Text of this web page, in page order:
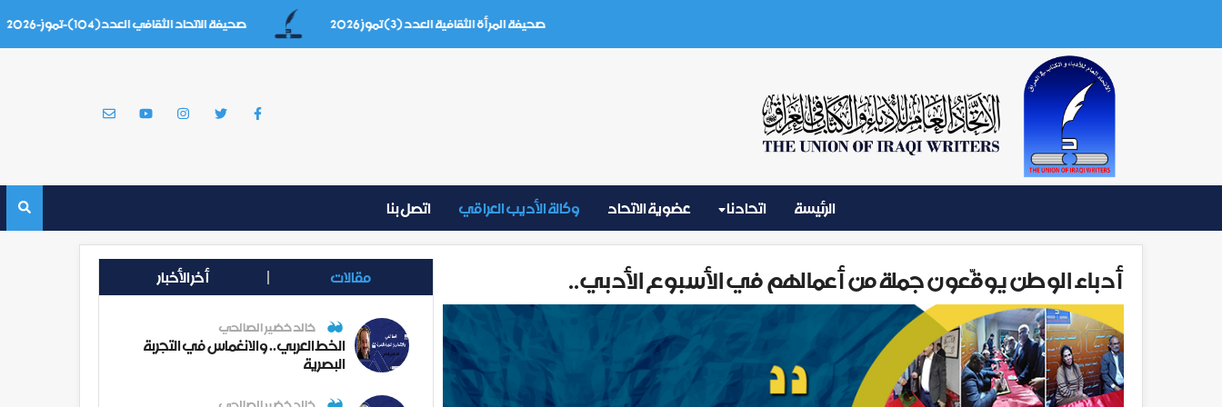
صحيفة المرأة الثقافية العدد (3) تموز 2026 صحيفة الاتحاد الثقافي العدد(104)-تموز-2026
الرئيسة اتحادنا عضوية الاتحاد وكالة الأديب العراقي اتصل بنا
أدباء الوطن يوقّعون جملة من أعمالهم في الأسبوع الأدبي.. مقالات أخر الأخبار
خالد خضير الصالحي
الخط العربي.. والانغماس في التجربة
البصرية